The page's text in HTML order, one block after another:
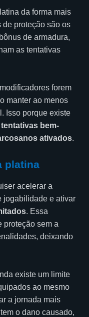
da forma mais
proteção são os
de armadura,
as tentativas
forem
manter ao menos
Isso porque existe
tentativas bem-
ativados.
platina
acelerar a
jogabilidade e ativar
. Essa
proteção sem a
deixando
existe um limite
ao mesmo
a jornada mais
o dano causado,